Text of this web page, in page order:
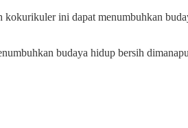
ini dapat menumbuhkan
budaya hidup bersih